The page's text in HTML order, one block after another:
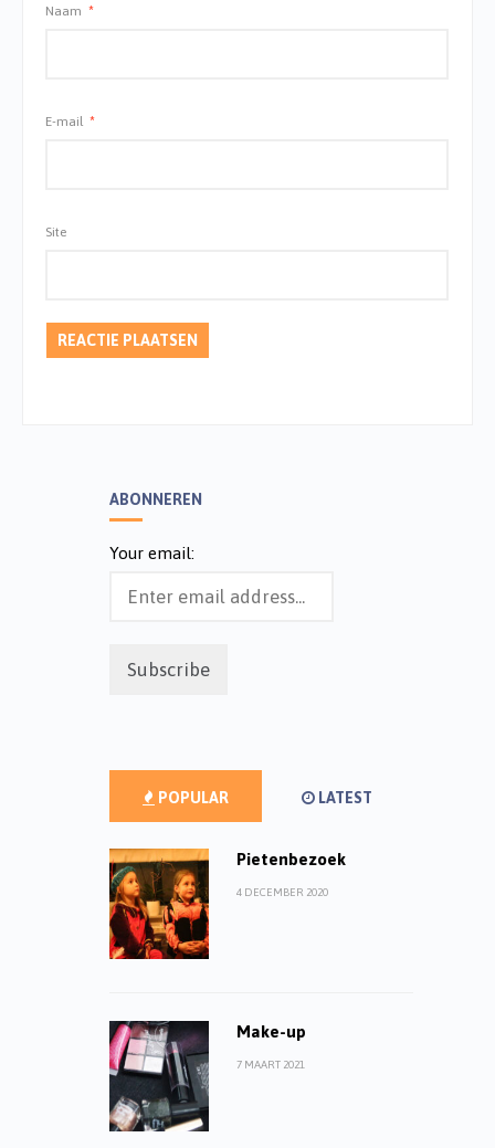
Naam *
E-mail *
Site
ABONNEREN
Your email:
POPULAR LATEST
Pietenbezoek
4 DECEMBER 2020
Make-up
7 MAART 2021